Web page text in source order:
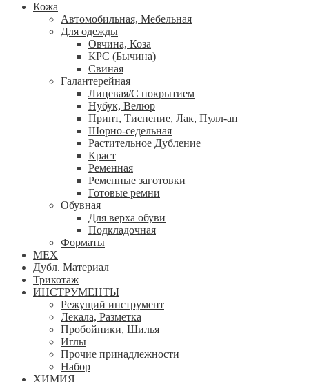
Кожа
Автомобильная, Мебельная
Для одежды
Овчина, Коза
КРС (Бычина)
Свиная
Галантерейная
Лицевая/С покрытием
Нубук, Велюр
Принт, Тиснение, Лак, Пулл-ап
Шорно-седельная
Растительное Дубление
Краст
Ременная
Ременные заготовки
Готовые ремни
Обувная
Для верха обуви
Подкладочная
Форматы
МЕХ
Дубл. Материал
Трикотаж
ИНСТРУМЕНТЫ
Режущий инструмент
Лекала, Разметка
Пробойники, Шилья
Иглы
Прочие принадлежности
Набор
ХИМИЯ